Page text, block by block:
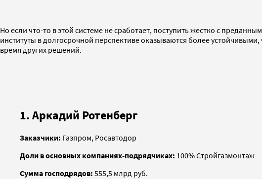
Но если что-то в этой системе не сработает, поступить жестко с
институты в долгосрочной перспективе оказываются более
время других решений.
1. Аркадий Ротенберг
Заказчики: Газпром, Росавтодор
Доли в основных компаниях-подрядчиках: 100% Стройгазмонтаж
Сумма господрядов: 555,5 млрд руб.